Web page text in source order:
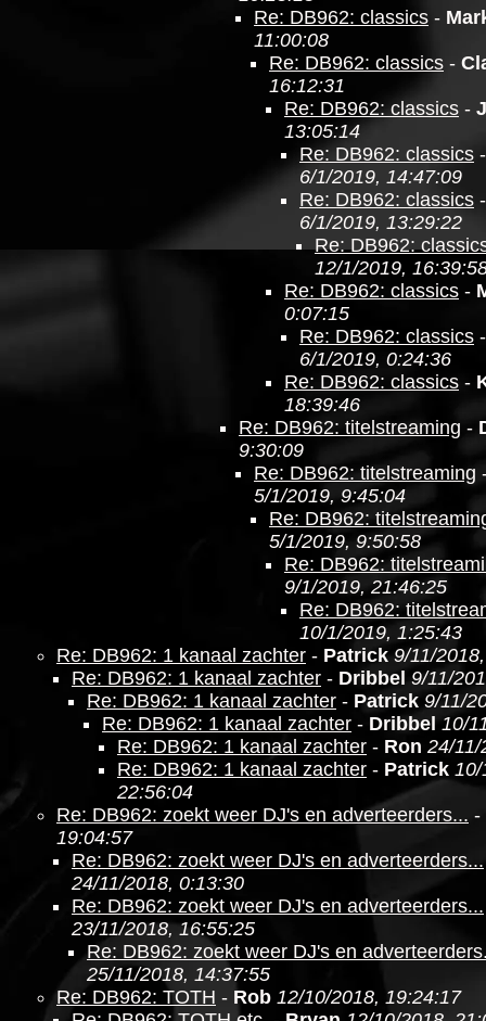
Re: DB962: classics -
11:00:08
Re: DB962: classics -
16:12:31
Re: DB962: classics -
13:05:14
Re: DB962: classics
6/1/2019, 14:47:09
Re: DB962: classics
6/1/2019, 13:29:22
Re: DB962:
12/1/2019,
Re: DB962: classics -
0:07:15
Re: DB962: classics
6/1/2019, 0:24:36
Re: DB962: classics -
18:39:46
Re: DB962: titelstreaming -
9:30:09
Re: DB962: titelstreaming
5/1/2019, 9:45:04
Re: DB962:
5/1/2019, 9:50:58
Re: DB962:
9/1/2019, 21:46:25
Re: DB962:
10/1/2019, 1:25:43
Re: DB962: 1 kanaal zachter - Patrick 9/11/
Re: DB962: 1 kanaal zachter - Dribbel 9/11/
Re: DB962: 1 kanaal zachter - Patrick 9/11/
Re: DB962: 1 kanaal zachter - Dribbel 10/
Re: DB962: 1 kanaal zachter - Ron 24/11/
Re: DB962: 1 kanaal zachter - Patrick 10/
22:56:04
Re: DB962: zoekt weer DJ's en adverteerders... -
19:04:57
Re: DB962: zoekt weer DJ's en adverteerders...
24/11/2018, 0:13:30
Re: DB962: zoekt weer DJ's en adverteerders...
23/11/2018, 16:55:25
Re: DB962: zoekt weer DJ's en
25/11/2018, 14:37:55
Re: DB962: TOTH - Rob 12/10/2018, 19:24:17